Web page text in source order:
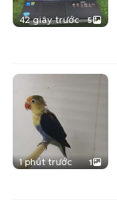
42 giây trước 5
1 phút trước 1